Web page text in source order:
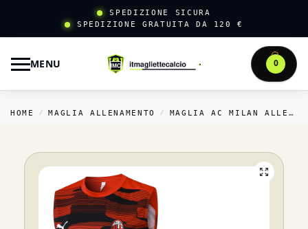
SPEDIZIONE SICURA
SPEDIZIONE GRATUITA DA 120 €
MENU 0
HOME / MAGLIA ALLENAMENTO / MAGLIA AC MILAN ALLENAMENTO